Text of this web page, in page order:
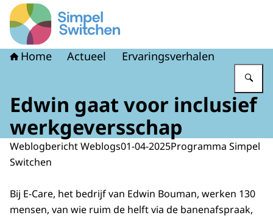
Naar de homepage van Simpel Switchen
Home Actueel Ervaringsverhalen
Edwin gaat voor inclusief
werkgeversschap
Weblogbericht Weblogs01-04-2025Programma Simpel
Switchen
Bij E-Care, het bedrijf van Edwin Bouman, werken 130
mensen, van wie ruim de helft via de banenafspraak,